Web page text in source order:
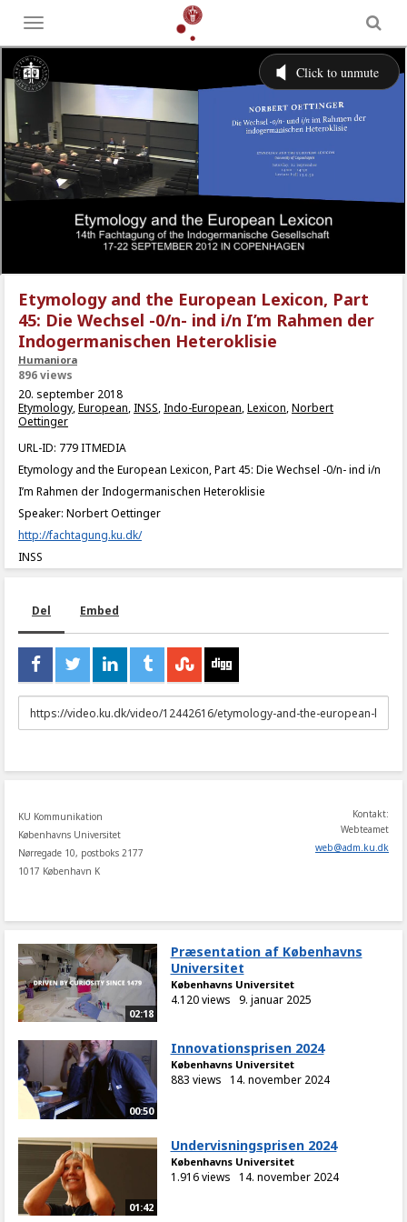
Toggle
menu
Etymology and the European Lexicon, Part
45: Die Wechsel -0/n- ind i/n I’m Rahmen der
Indogermanischen Heteroklisie
Humaniora
896 views
20. september 2018
Etymology,European,INSS,Indo-European,Lexicon,Norbert
Oettinger
URL-ID: 779 ITMEDIA
Etymology and the European Lexicon, Part 45: Die Wechsel -0/n- ind i/n
I’m Rahmen der Indogermanischen Heteroklisie
Speaker: Norbert Oettinger
http://fachtagung.ku.dk/
INSS
Del Embed
URL
to
KU Kommunikation
Københavns Universitet
Nørregade 10, postboks 2177
1017 København K
Kontakt:
Webteamet
web@adm.ku.dk
02:18
Præsentation af Københavns
Universitet
Københavns Universitet
4.120 views 9. januar 2025
00:50
Innovationsprisen 2024
Københavns Universitet
883 views 14. november 2024
01:42
Undervisningsprisen 2024
Københavns Universitet
1.916 views 14. november 2024